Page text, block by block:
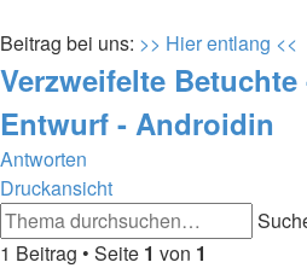
Beitrag bei uns: >> Hier entlang <<
Verzweifelte
Entwurf - Androidin
Antworten
Druckansicht
1 Beitrag • Seite 1 von 1